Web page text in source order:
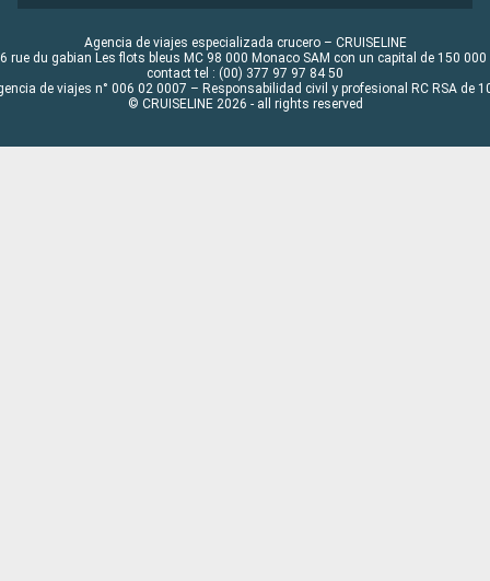
Agencia de viajes especializada crucero – CRUISELINE
rue du gabian Les flots bleus MC 98 000 Monaco SAM con un capital de 150 000
contact tel : (00) 377 97 97 84 50
de viajes n° 006 02 0007 – Responsabilidad civil y profesional RC RSA de
© CRUISELINE 2026 - all rights reserved